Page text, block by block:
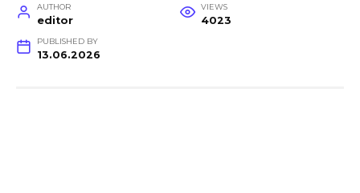
AUTHOR
editor
VIEWS
4023
PUBLISHED BY
13.06.2026